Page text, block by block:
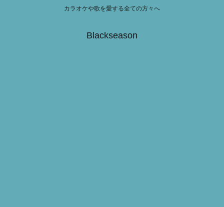
カラオケや歌を愛する全ての方々へ
Blackseason